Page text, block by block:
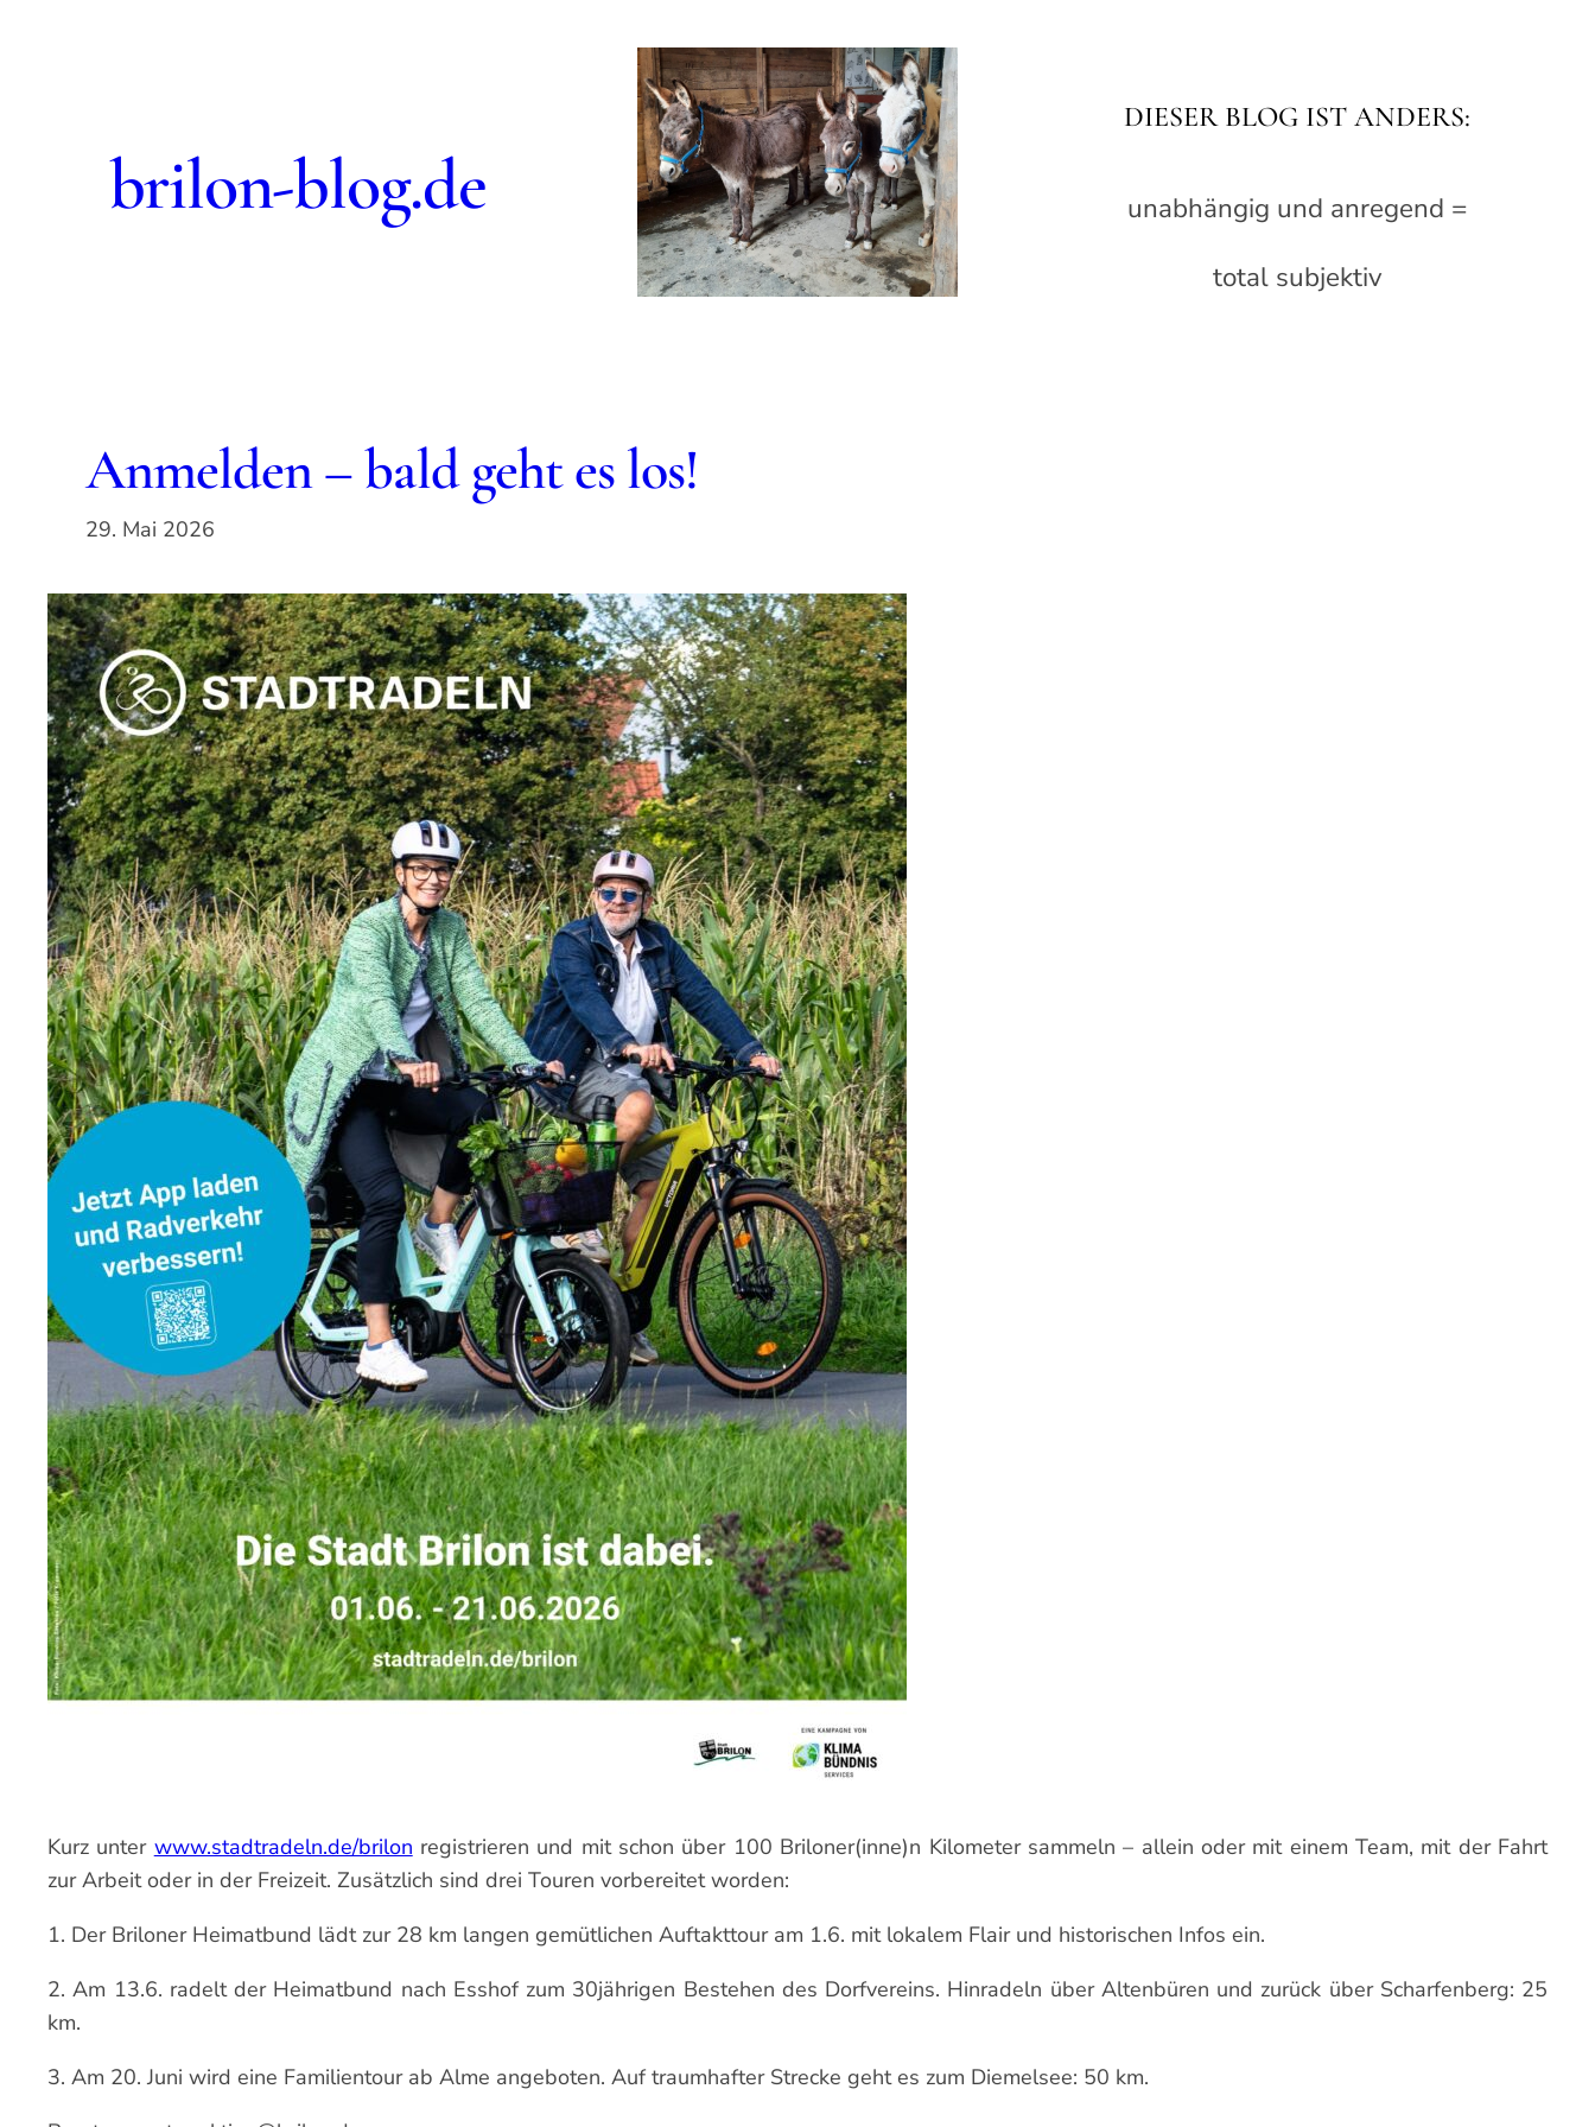
brilon-blog.de
DIESER BLOG IST ANDERS:
unabhängig und anregend =
total subjektiv
Anmelden – bald geht es los!
29. Mai 2026
Kurz unter www.stadtradeln.de/brilon registrieren und mit schon über 100 Briloner(inne)n Kilometer sammeln – allein oder mit einem Team, mit der Fahrt
zur Arbeit oder in der Freizeit. Zusätzlich sind drei Touren vorbereitet worden:
1. Der Briloner Heimatbund lädt zur 28 km langen gemütlichen Auftakttour am 1.6. mit lokalem Flair und historischen Infos ein.
2. Am 13.6. radelt der Heimatbund nach Esshof zum 30jährigen Bestehen des Dorfvereins. Hinradeln über Altenbüren und zurück über Scharfenberg: 25
km.
3. Am 20. Juni wird eine Familientour ab Alme angeboten. Auf traumhafter Strecke geht es zum Diemelsee: 50 km.